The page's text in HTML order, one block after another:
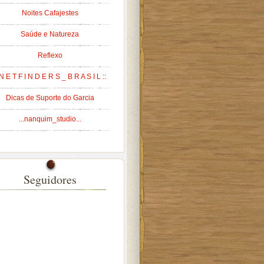
Noites Cafajestes
Saúde e Natureza
Reflexo
E T F I N D E R S _ B R A S I L ::
Dicas de Suporte do Garcia
...nanquim_studio...
Seguidores